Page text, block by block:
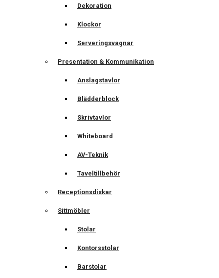
Dekoration
Klockor
Serveringsvagnar
Presentation & Kommunikation
Anslagstavlor
Blädderblock
Skrivtavlor
Whiteboard
AV-Teknik
Taveltillbehör
Receptionsdiskar
Sittmöbler
Stolar
Kontorsstolar
Barstolar